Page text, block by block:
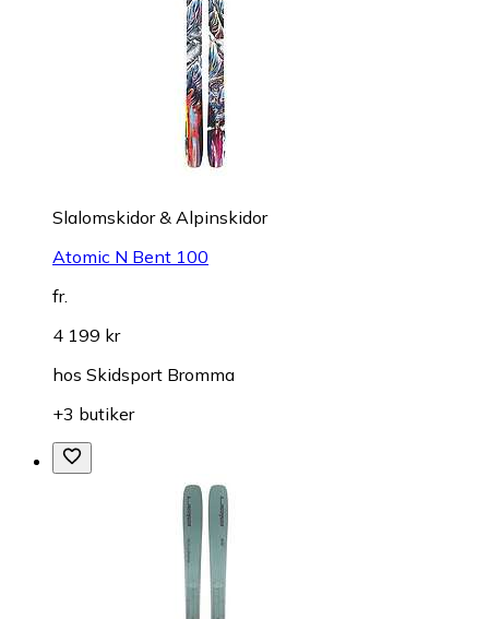
Slalomskidor & Alpinskidor
Atomic N Bent 100
fr.
4 199 kr
hos Skidsport Bromma
+3 butiker